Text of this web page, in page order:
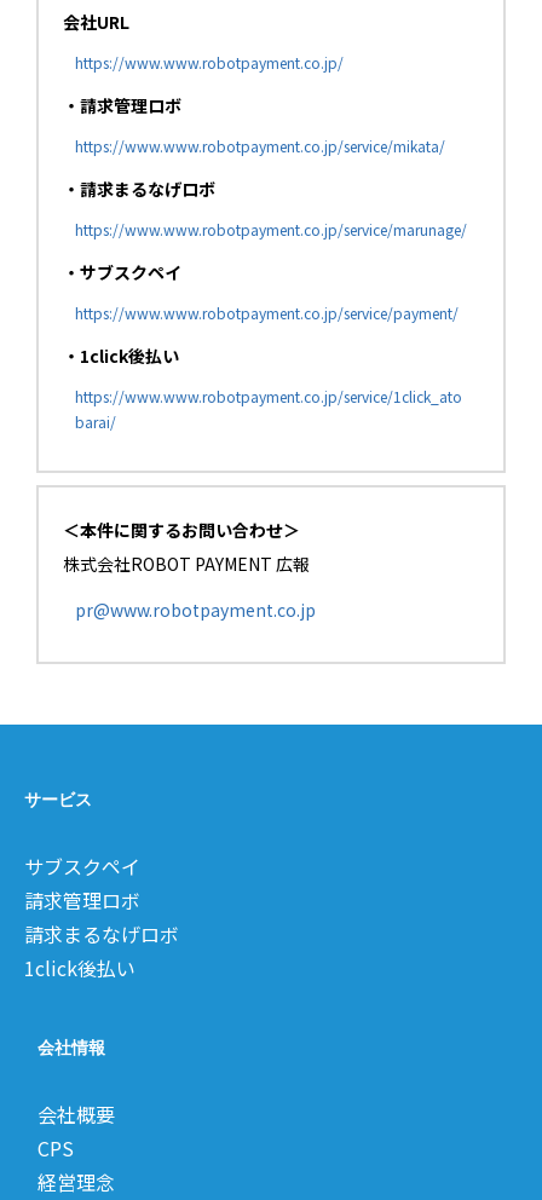
会社URL
https://www.www.robotpayment.co.jp/
・請求管理ロボ
https://www.www.robotpayment.co.jp/service/mikata/
・請求まるなげロボ
https://www.www.robotpayment.co.jp/service/marunage/
・サブスクペイ
https://www.www.robotpayment.co.jp/service/payment/
・1click後払い
https://www.www.robotpayment.co.jp/service/1click_ato
barai/
＜本件に関するお問い合わせ＞
株式会社ROBOT PAYMENT 広報
pr@www.robotpayment.co.jp
サービス
サブスクペイ
請求管理ロボ
請求まるなげロボ
1click後払い
会社情報
会社概要
CPS
経営理念